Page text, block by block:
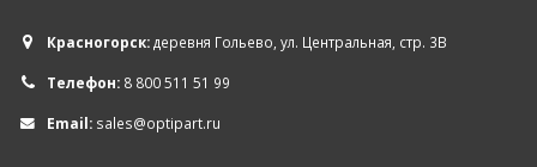
Красногорск:деревня Гольево, ул. Центральная, стр. 3В
Телефон: 8 800 511 51 99
Email: sales@optipart.ru